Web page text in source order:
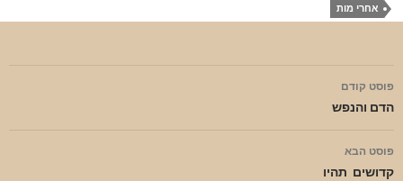
אחרי מות
ניווט
בפוסטים
פוסט קודם
הדם והנפש
פוסט הבא
קדושים תהיו